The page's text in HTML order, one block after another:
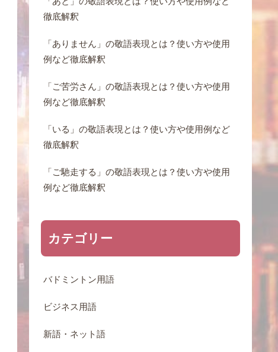
徹底解釈
「ありません」の敬語表現とは？使い方や使用
例など徹底解釈
「ご苦労さん」の敬語表現とは？使い方や使用
例など徹底解釈
「いる」の敬語表現とは？使い方や使用例など
徹底解釈
「ご馳走する」の敬語表現とは？使い方や使用
例など徹底解釈
カテゴリー
バドミントン用語
ビジネス用語
新語・ネット語